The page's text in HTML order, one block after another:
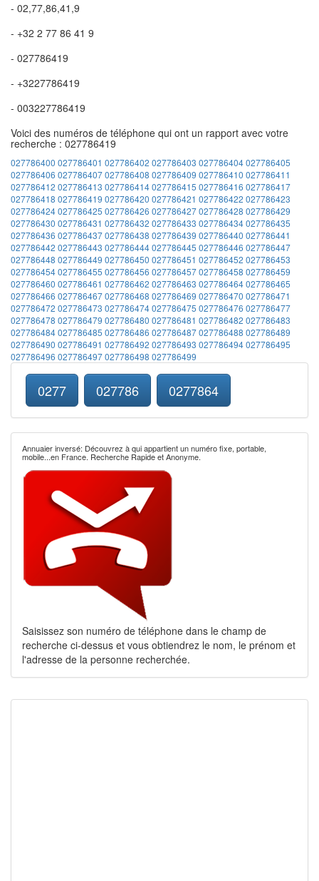
- 02,77,86,41,9
- +32 2 77 86 41 9
- 027786419
- +3227786419
- 003227786419
Voici des numéros de téléphone qui ont un rapport avec votre
recherche : 027786419
027786400 027786401 027786402 027786403 027786404027786405
027786406 027786407027786408 027786409 027786410 027786411
027786412 027786413 027786414027786415 027786416 027786417
027786418 027786419 027786420 027786421 027786422 027786423
027786424027786425 027786426 027786427027786428 027786429
027786430 027786431 027786432 027786433 027786434027786435
027786436 027786437027786438 027786439 027786440 027786441
027786442 027786443 027786444027786445 027786446 027786447
027786448 027786449 027786450 027786451 027786452 027786453
027786454027786455 027786456 027786457027786458 027786459
027786460 027786461 027786462 027786463 027786464027786465
027786466 027786467027786468 027786469 027786470 027786471
027786472 027786473 027786474027786475 027786476 027786477
027786478 027786479 027786480 027786481 027786482 027786483
027786484027786485 027786486 027786487027786488 027786489
027786490 027786491 027786492 027786493 027786494027786495
027786496 027786497027786498 027786499
0277 027786 0277864
Annuaier inversé: Découvrez à qui appartient un numéro fixe, portable,
mobile...en France. Recherche Rapide et Anonyme.
Saisissez son numéro de téléphone dans le champ de
recherche ci-dessus et vous obtiendrez le nom, le prénom et
l'adresse de la personne recherchée.